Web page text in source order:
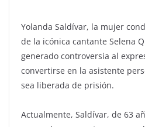
Yolanda Saldívar, la mujer
de la icónica cantante Selena
generado controversia al
convertirse en la asistente
sea liberada de prisión.
Actualmente, Saldívar, de 63